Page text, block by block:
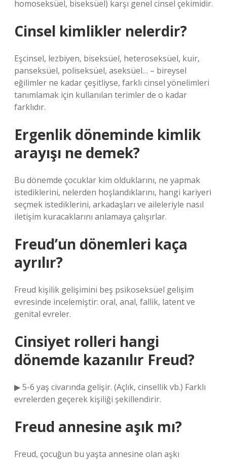
homoseksüel, biseksüel) karşı genel cinsel çekimidir.
Cinsel kimlikler nelerdir?
Eşcinsel, lezbiyen, biseksüel, heteroseksüel, kuir,
panseksüel, poliseksüel, aseksüel… – bireysel
eğilimler ne kadar çeşitliyse, farklı cinsel yönelimleri
tanımlamak için kullanılan terimler de o kadar
farklıdır.
Ergenlik döneminde kimlik
arayışı ne demek?
Bu dönemde çocuklar kim olduklarını, ne yapmak
istediklerini, nelerden hoşlandıklarını, hangi kariyeri
seçmek istediklerini, arkadaşları ve aileleriyle nasıl
iletişim kuracaklarını anlamaya çalışırlar.
Freud’un dönemleri kaça
ayrılır?
Freud kişilik gelişimini beş psikoseksüel gelişim
evresinde incelemiştir: oral, anal, fallik, latent ve
genital evreler.
Cinsiyet rolleri hangi
dönemde kazanılır Freud?
▶ 5-6 yaş civarında gelişir. (Açlık, cinsellik vb.) Farklı
evrelerden geçerek kişiliği şekillendirir.
Freud annesine aşık mı?
Freud, çocuğun bu yaşta annesine olan aşkı